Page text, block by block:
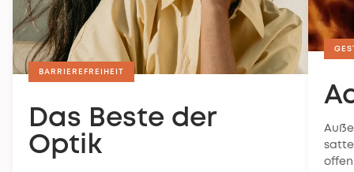
BARRIEREFREIHEIT
Das Beste der
Optik